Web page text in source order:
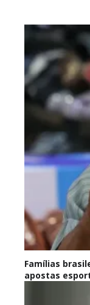
Famílias
apostas